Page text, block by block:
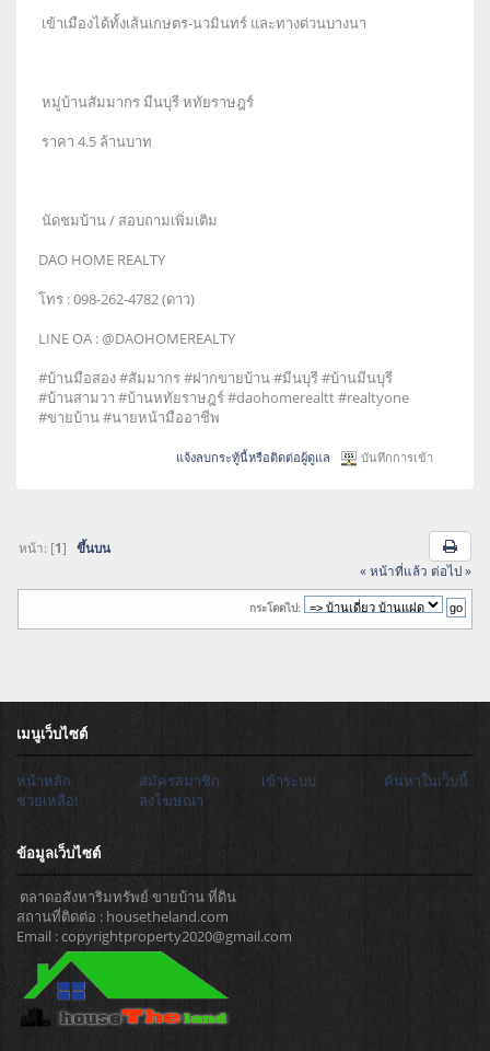
เข้าเมืองได้ทั้งเส้นเกษตร-นวมินทร์ และทางด่วนบางนา
หมู่บ้านสัมมากร มีนบุรี หทัยราษฎร์
ราคา 4.5 ล้านบาท
นัดชมบ้าน / สอบถามเพิ่มเติม
DAO HOME REALTY
โทร : 098-262-4782 (ดาว)
LINE OA : @DAOHOMEREALTY
#บ้านมือสอง #สัมมากร #ฝากขายบ้าน #มีนบุรี #บ้านมีนบุรี
#บ้านสามวา #บ้านหทัยราษฎร์ #daohomerealtt #realtyone
#ขายบ้าน #นายหน้ามืออาชีพ
แจ้งลบกระทู้นี้หรือติดต่อผู้ดูแล บันทึกการเข้า
หน้า: [1]ขึ้นบน
« หน้าที่แล้ว ต่อไป »
กระโดดไป:
เมนูเว็บไซต์
หน้าหลัก สมัครสมาชิก เข้าระบบ
ค้นหาในเว็บนี้
ช่วยเหลือ!
ลงโฆษณา
ข้อมูลเว็บไซต์
ตลาดอสังหาริมทรัพย์ ขายบ้าน ที่ดิน
สถานที่ติดต่อ : housetheland.com
Email : copyrightproperty2020@gmail.com